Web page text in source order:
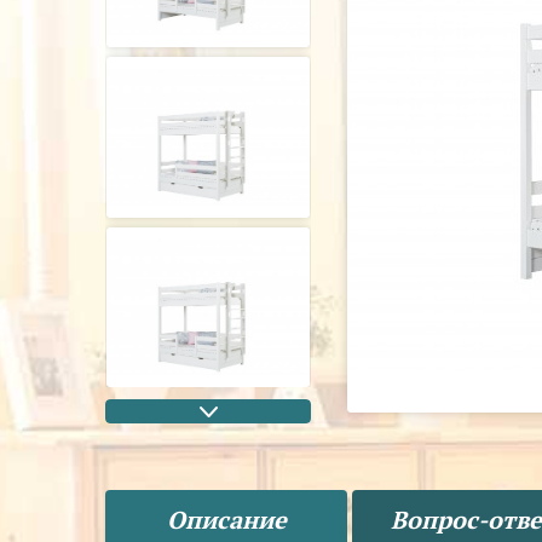
Описание Вопрос-